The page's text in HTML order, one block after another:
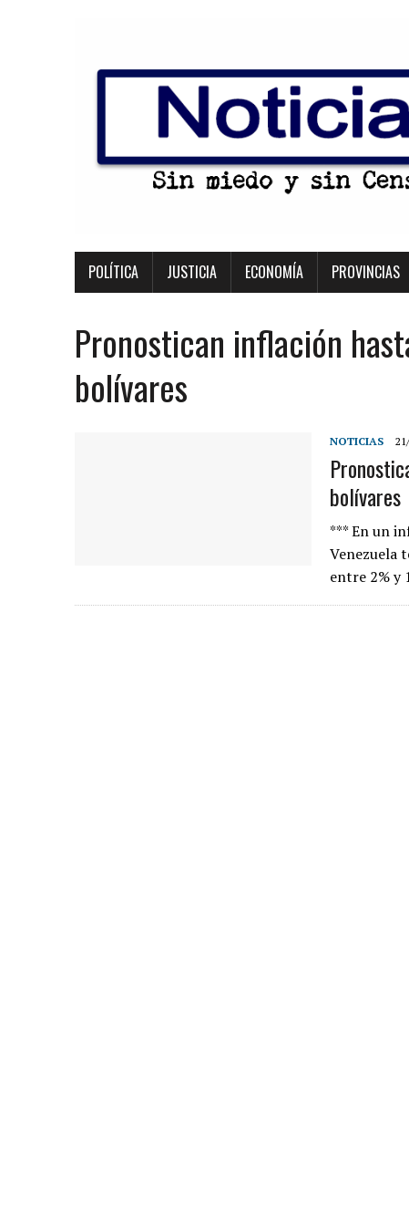
POLÍTICA JUSTICIA ECONOMÍA PROVINCIAS
Pronostican inflación
bolívares
NOTICIAS
bolívares
*** En un
Venezuela
entre 2% y